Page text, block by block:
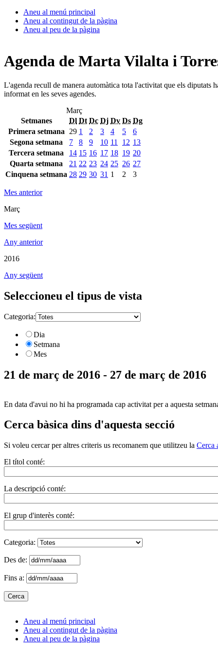
Aneu al menú principal
Aneu al contingut de la pàgina
Aneu al peu de la pàgina
Agenda de Marta Vilalta i
L'agenda recull de manera automàtica tota l'activitat que els diputats
informat en les seves agendes.
Març
Setmanes
Dl Dt Dc Dj Dv Ds Dg
Primera setmana
29 1 2 3 4 5
6
Segona setmana
7 8 9 10 11 12 13
Tercera setmana
14 15 16 17 18 19 20
Quarta setmana
21 22 23 24 25 26 27
Cinquena setmana 28 29 30 31 1 2 3
Mes anterior
Març
Mes següent
Any anterior
2016
Any següent
Seleccioneu el tipus de vista
Categoria:
Dia
Setmana
Mes
21 de març de 2016 - 27 de març de 2016
En data d'avui no hi ha programada cap activitat per a aquesta
Cerca bàsica dins d'aquesta secció
Si voleu cercar per altres criteris us recomanem que utilitzeu la Cerca
El títol conté:
La descripció conté:
El grup d'interès conté:
Categoria:
Des de:
Fins a:
Aneu al menú principal
Aneu al contingut de la pàgina
Aneu al peu de la pàgina